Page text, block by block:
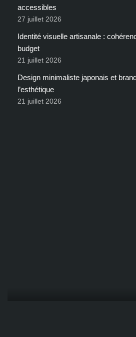
accessibles
27 juillet 2026
Identité visuelle artisanale :
budget
21 juillet 2026
Design minimaliste japonais et
l’esthétique
21 juillet 2026